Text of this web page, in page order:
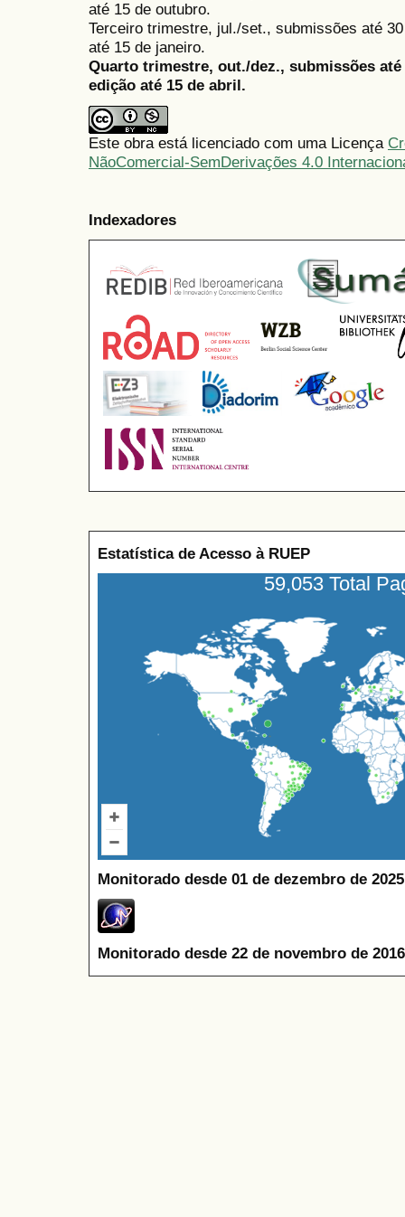
até 15 de outubro.
Terceiro trimestre, jul./set., submissões até
até 15 de janeiro.
Quarto trimestre, out./dez., submissões
edição até 15 de abril.
Este obra está licenciado com uma Licença
NãoComercial-SemDerivações 4.0
Indexadores
Estatística de Acesso à RUEP
59,053 Total
Monitorado desde 01 de dezembro de
Monitorado desde 22 de novembro de